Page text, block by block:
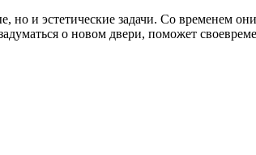
и эстетические задачи. Со временем
о новом двери, поможет